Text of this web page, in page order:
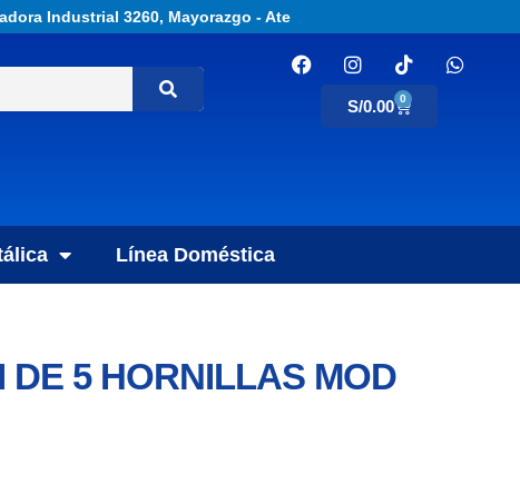
Industrial 3260, Mayorazgo - Ate
S/0.00 0
Línea Doméstica
DE 5 HORNILLAS MOD